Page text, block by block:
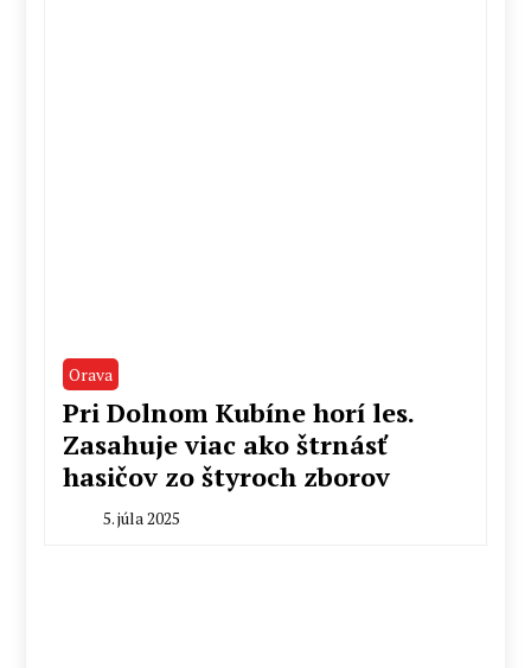
Orava
Pri Dolnom Kubíne horí les.
Zasahuje viac ako štrnásť
hasičov zo štyroch zborov
5. júla 2025